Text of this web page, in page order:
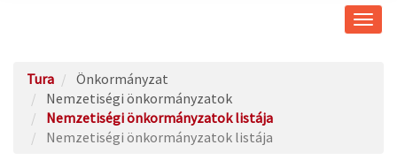
Tura
Önkormányzat
Nemzetiségi önkormányzatok
Nemzetiségi önkormányzatok listája
Nemzetiségi önkormányzatok listája